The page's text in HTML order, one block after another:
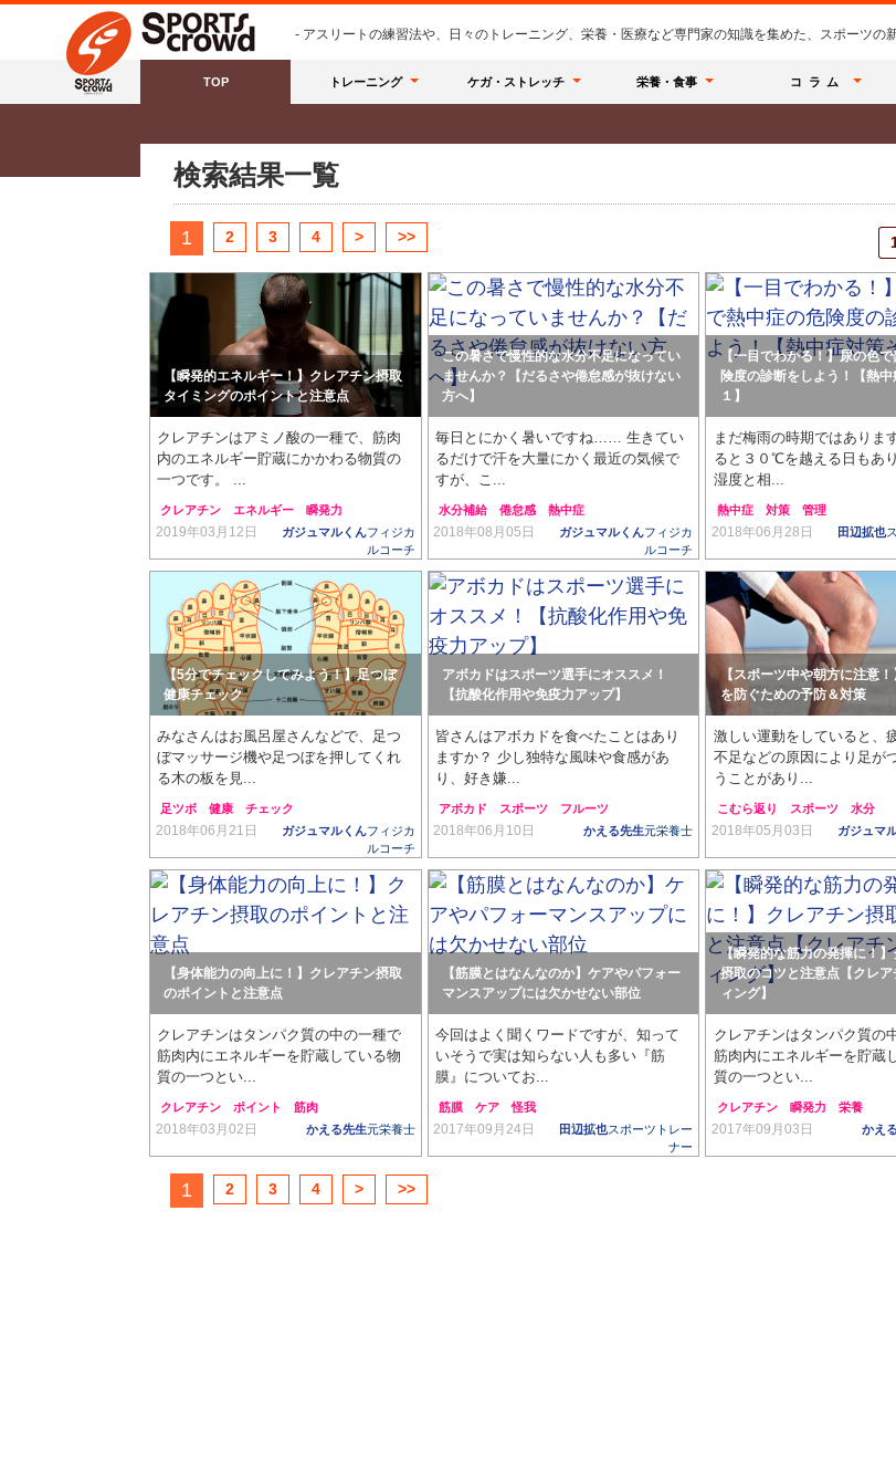
- アスリートの練習法や、日々のトレーニング、栄養・医療など専門家の知識を集めた、スポーツ
TOP トレーニング ケガ・ストレッチ 栄養・食事 コラム
検索結果一覧
1 2 3 4 > >>
【瞬発的エネルギー！】クレアチン摂取
タイミングのポイントと注意点
クレアチンはアミノ酸の一種で、筋肉
内のエネルギー貯蔵にかかわる物質の
一つです。 ...
クレアチン エネルギー 瞬発力
2019年03月12日 ガジュマルくんフィジカ
ルコーチ
この暑さで慢性的な水分不足になってい
ませんか？【だるさや倦怠感が抜けない
方へ】
毎日とにかく暑いですね…… 生きてい
るだけで汗を大量にかく最近の気候で
すが、こ...
水分補給 倦怠感 熱中症
2018年08月05日 ガジュマルくんフィジカ
ルコーチ
【一目でわかる！】尿の色で
険度の診断をしよう！【熱
１】
まだ梅雨の時期ではありま
ると３０℃を越える日もあ
湿度と相...
熱中症 対策 管理
2018年06月28日 田辺拡也
【5分でチェックしてみよう！】足つぼ
健康チェック
みなさんはお風呂屋さんなどで、足つ
ぼマッサージ機や足つぼを押してくれ
る木の板を見...
足ツボ 健康 チェック
2018年06月21日 ガジュマルくんフィジカ
ルコーチ
アボカドはスポーツ選手にオススメ！
【抗酸化作用や免疫力アップ】
皆さんはアボカドを食べたことはあり
ますか？ 少し独特な風味や食感があ
り、好き嫌...
アボカド スポーツ フルーツ
2018年06月10日 かえる先生元栄養士
【スポーツ中や朝方に注意！
を防ぐための予防＆対策
激しい運動をしていると、
不足などの原因により足が
うことがあり...
こむら返り スポーツ 水分
2018年05月03日 ガジュマ
【身体能力の向上に！】クレアチン摂取
のポイントと注意点
クレアチンはタンパク質の中の一種で
筋肉内にエネルギーを貯蔵している物
質の一つとい...
クレアチン ポイント 筋肉
2018年03月02日 かえる先生元栄養士
【筋膜とはなんなのか】ケアやパフォー
マンスアップには欠かせない部位
今回はよく聞くワードですが、知って
いそうで実は知らない人も多い『筋
膜』についてお...
筋膜 ケア 怪我
2017年09月24日 田辺拡也スポーツトレー
ナー
【瞬発的な筋力の発揮に！】
摂取のコツと注意点【クレア
ィング】
クレアチンはタンパク質の
筋肉内にエネルギーを貯蔵
質の一つとい...
クレアチン 瞬発力 栄養
2017年09月03日 かえ
1 2 3 4 > >>